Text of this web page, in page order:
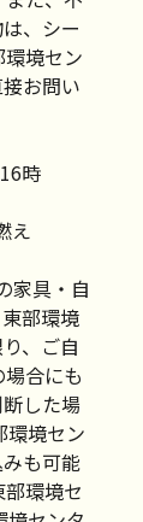
、シー
境セン
お問い
時
え
家具・自
部環境
、ご自
合にも
した場
環境セン
も可能
環境セ